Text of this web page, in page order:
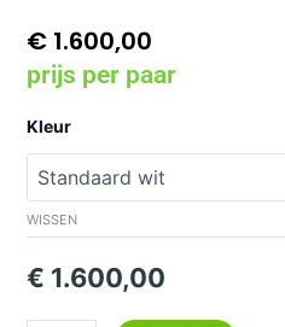
€ 1.600,00
prijs per paar
Kleur
WISSEN
€ 1.600,00
Amphion
aantal